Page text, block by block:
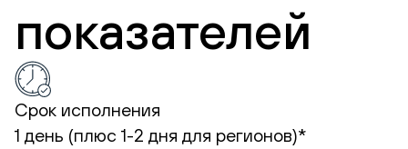
показателей
Срок исполнения
1 день (плюс 1-2 дня для регионов)*